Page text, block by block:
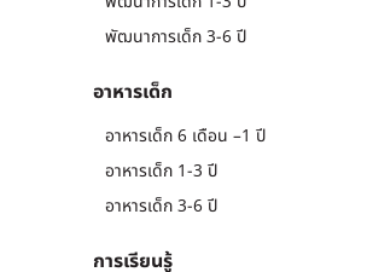
พัฒนาการเด็ก 3-6 ปี
อาหารเด็ก
อาหารเด็ก 6 เดือน –1 ปี
อาหารเด็ก 1-3 ปี
อาหารเด็ก 3-6 ปี
การเรียนรู้